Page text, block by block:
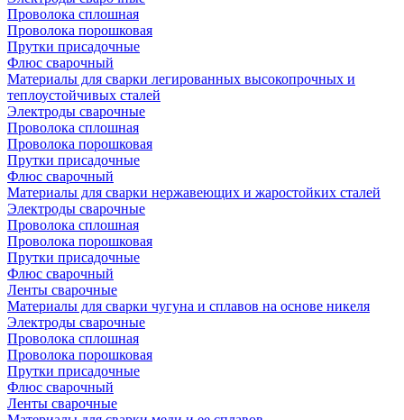
Проволока сплошная
Проволока порошковая
Прутки присадочные
Флюс сварочный
Материалы для сварки легированных высокопрочных и
теплоустойчивых сталей
Электроды сварочные
Проволока сплошная
Проволока порошковая
Прутки присадочные
Флюс сварочный
Материалы для сварки нержавеющих и жаростойких сталей
Электроды сварочные
Проволока сплошная
Проволока порошковая
Прутки присадочные
Флюс сварочный
Ленты сварочные
Материалы для сварки чугуна и сплавов на основе никеля
Электроды сварочные
Проволока сплошная
Проволока порошковая
Прутки присадочные
Флюс сварочный
Ленты сварочные